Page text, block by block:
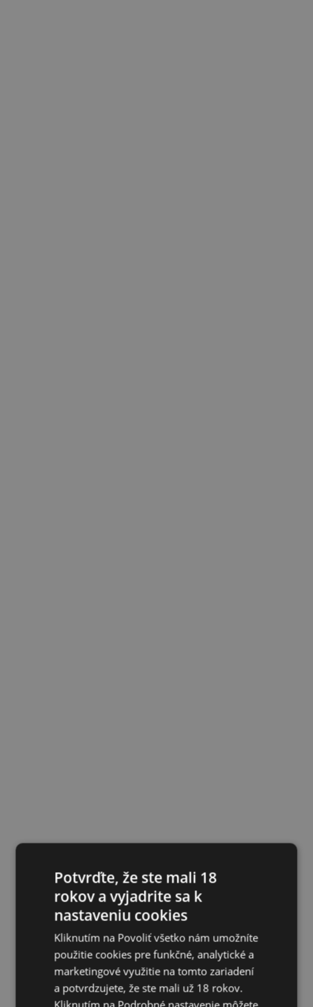
Potvrďte, že ste mali 18
rokov a vyjadrite sa k
nastaveniu cookies
Kliknutím na Povoliť všetko nám umožníte
použitie cookies pre funkčné, analytické a
marketingové využitie na tomto zariadení
a potvrdzujete, že ste mali už 18 rokov.